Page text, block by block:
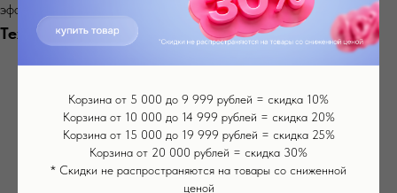
эффекта и скорость его получения.
Технические характеристики
Модель Питания - беспроводная
Материал корпуса - пластик
Цвет корпуса - белый
5 скоростей работы
Напряжение 5V, 1A
Корзина от 5 000 до 9 999 рублей = скидка 10%
Корзина от 10 000 до 14 999 рублей = скидка 20%
Корзина от 15 000 до 19 999 рублей = скидка 25%
Корзина от 20 000 рублей = скидка 30%
* Скидки не распространяются на товары со сниженной
ценой